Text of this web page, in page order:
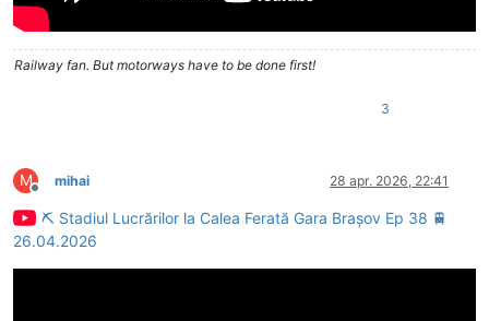
Railway fan. But motorways have to be done first!
3
M
Deconectat
mihai 28 apr. 2026, 22:41
⛏ Stadiul Lucrărilor la Calea Ferată Gara Brașov Ep 38 🚆
26.04.2026